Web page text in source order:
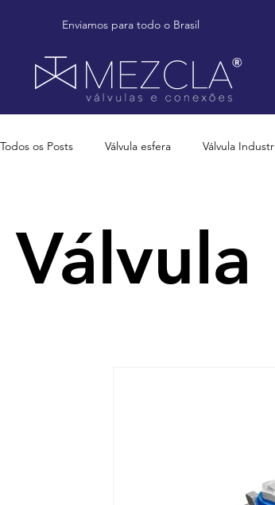
Enviamos para todo o Brasil
Todos os Posts Válvula esfera Válvula